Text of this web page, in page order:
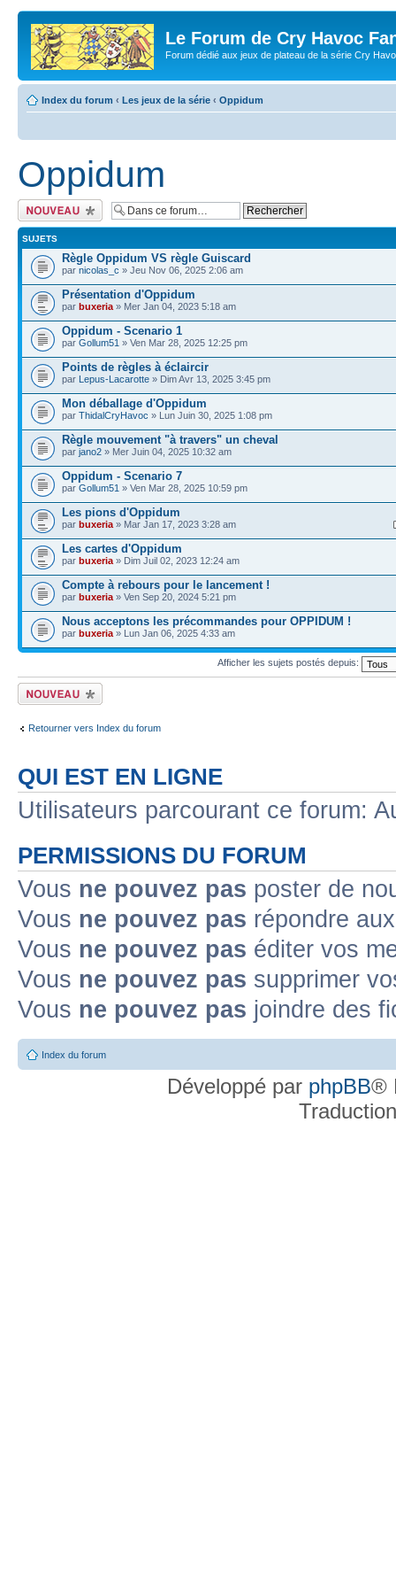
Le Forum de Cry Havoc
Forum dédié aux jeux de plateau de la série Cry
Index du forum ‹ Les jeux de la série ‹ Oppidum
Oppidum
Écrire un nouveau
sujet
SUJETS
Règle Oppidum VS règle Guiscard
par nicolas_c » Jeu Nov 06, 2025 2:06 am
Présentation d'Oppidum
par buxeria » Mer Jan 04, 2023 5:18 am
Oppidum - Scenario 1
par Gollum51 » Ven Mar 28, 2025 12:25 pm
Points de règles à éclaircir
par Lepus-Lacarotte » Dim Avr 13, 2025 3:45 pm
Mon déballage d'Oppidum
par ThidalCryHavoc » Lun Juin 30, 2025 1:08 pm
Règle mouvement "à travers" un cheval
par jano2 » Mer Juin 04, 2025 10:32 am
Oppidum - Scenario 7
par Gollum51 » Ven Mar 28, 2025 10:59 pm
Les pions d'Oppidum
par buxeria » Mar Jan 17, 2023 3:28 am
Les cartes d'Oppidum
par buxeria » Dim Juil 02, 2023 12:24 am
Compte à rebours pour le lancement !
par buxeria » Ven Sep 20, 2024 5:21 pm
Nous acceptons les précommandes pour OPPIDUM !
par buxeria » Lun Jan 06, 2025 4:33 am
Afficher les sujets postés depuis:
Écrire un nouveau
sujet
Retourner vers Index du forum
QUI EST EN LIGNE
Utilisateurs parcourant ce forum:
PERMISSIONS DU FORUM
Vous ne pouvez pas poster de
Vous ne pouvez pas répondre
Vous ne pouvez pas éditer vos
Vous ne pouvez pas supprimer
Vous ne pouvez pas joindre des
Index du forum
Développé par phpBB®